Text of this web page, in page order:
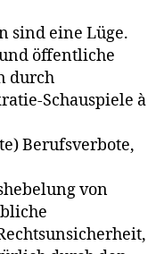
sind eine Lüge.
öffentliche
durch
Schauspiele à
Berufsverbote,
von